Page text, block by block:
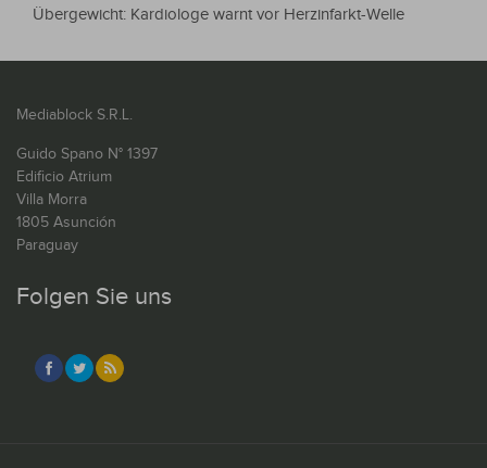
Übergewicht: Kardiologe warnt vor Herzinfarkt-Welle
Mediablock S.R.L.
Guido Spano N° 1397
Edificio Atrium
Villa Morra
1805 Asunción
Paraguay
Folgen Sie uns